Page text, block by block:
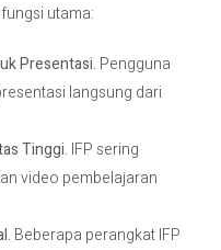
utama:
Presentasi. Pengguna
langsung dari
Tinggi. IFP sering
video pembelajaran
Beberapa perangkat IFP